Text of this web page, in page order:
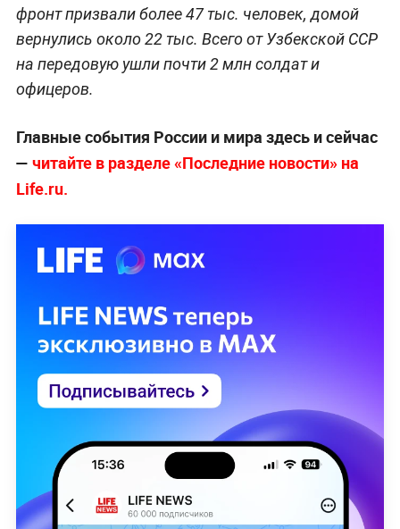
фронт призвали более 47 тыс. человек, домой
вернулись около 22 тыс. Всего от Узбекской ССР
на передовую ушли почти 2 млн солдат и
офицеров.
Главные события России и мира здесь и сейчас
— читайте в разделе «Последние новости» на
Life.ru.